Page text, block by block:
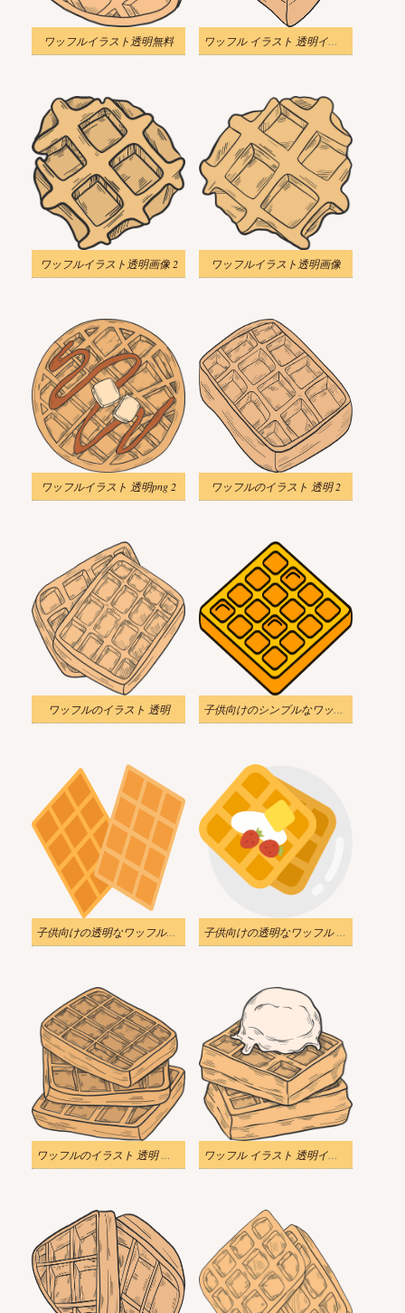
ワッフルイラスト透明無料 ワッフル イラスト 透明イメージ 2
ワッフルイラスト透明画像 2 ワッフルイラスト透明画像
ワッフルイラスト 透明png 2 ワッフルのイラスト 透明 2
ワッフルのイラスト 透明 子供向けのシンプルなワッフルのイラスト
子供向けの透明なワッフルのイラスト 2 子供向けの透明なワッフル イラスト
ワッフルのイラスト 透明 無料 2 ワッフル イラスト 透明イメージ